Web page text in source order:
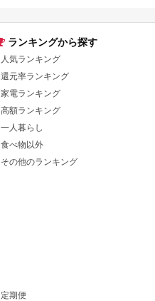
ランキングから探す
人気ランキング
還元率ランキング
家電ランキング
高額ランキング
一人暮らし
食べ物以外
その他のランキング
定期便